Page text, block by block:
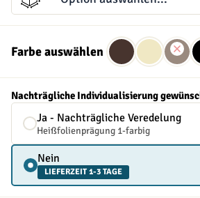
Farbe auswählen
Nachträgliche Individualisierung
Ja - Nachträgliche Veredelung
Heißfolienprägung 1-farbig
Nein
LIEFERZEIT 1-3 TAGE